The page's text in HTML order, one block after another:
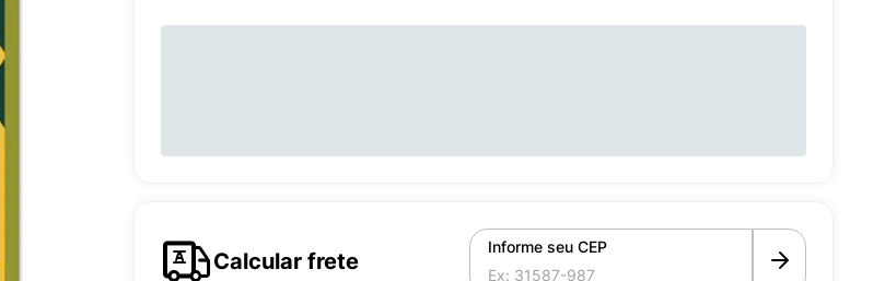
Calcular frete
Informe seu CEP